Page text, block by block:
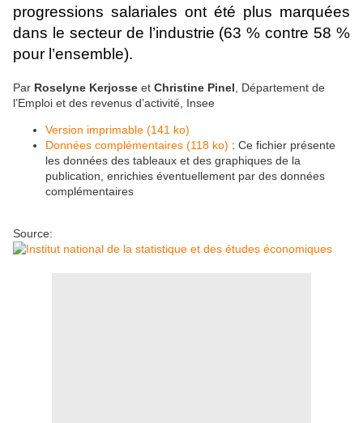
progressions salariales ont été plus marquées
dans le secteur de l’industrie (63 % contre 58 %
pour l’ensemble).
Par Roselyne Kerjosse et Christine Pinel , Département de
l’Emploi et des revenus d’activité, Insee
Version imprimable (141 ko)
Données complémentaires (118 ko) : Ce fichier présente
les données des tableaux et des graphiques de la
publication, enrichies éventuellement par des données
complémentaires
Source: